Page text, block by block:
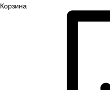
Корзина